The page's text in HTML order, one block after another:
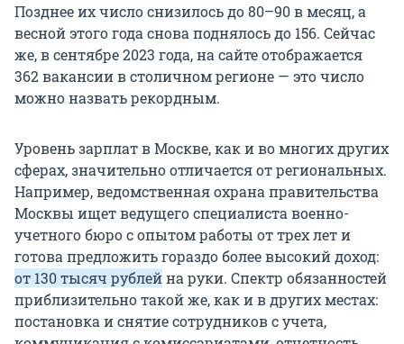
Позднее их число снизилось до 80–90 в месяц, а
весной этого года снова поднялось до 156. Сейчас
же, в сентябре 2023 года, на сайте отображается
362 вакансии в столичном регионе — это число
можно назвать рекордным.
Уровень зарплат в Москве, как и во многих других
сферах, значительно отличается от региональных.
Например, ведомственная охрана правительства
Москвы ищет ведущего специалиста военно-
учетного бюро с опытом работы от трех лет и
готова предложить гораздо более высокий доход:
от 130 тысяч рублейна руки. Спектр обязанностей
приблизительно такой же, как и в других местах:
постановка и снятие сотрудников с учета,